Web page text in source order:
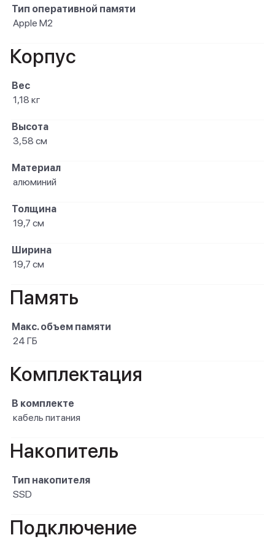
Тип оперативной памяти
Apple M2
Корпус
Вес
1,18 кг
Высота
3,58 см
Материал
алюминий
Толщина
19,7 см
Ширина
19,7 см
Память
Макс. объем памяти
24 ГБ
Комплектация
В комплекте
кабель питания
Накопитель
Тип накопителя
SSD
Подключение